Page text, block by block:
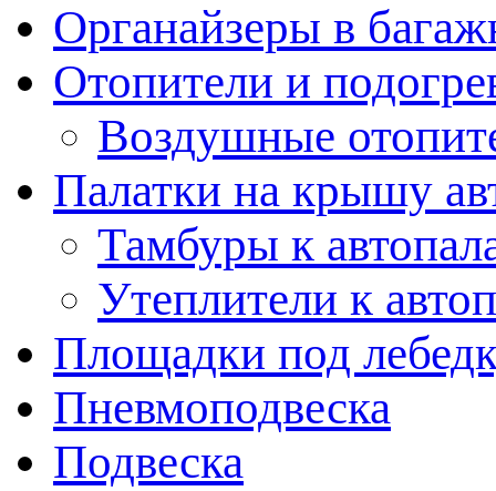
Органайзеры в
Отопители и
Воздушные
Палатки на крышу
Тамбуры к
Утеплители к
Площадки под
Пневмоподвеска
Подвеска